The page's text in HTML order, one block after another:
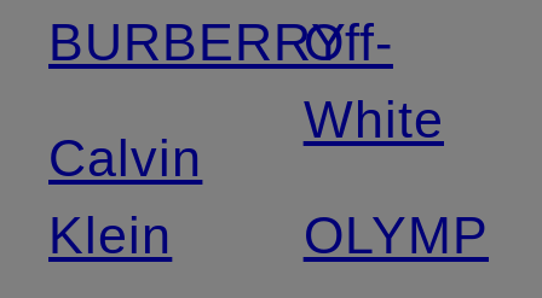
BURBERRY
Calvin
Klein
Off-
White
OLYMP